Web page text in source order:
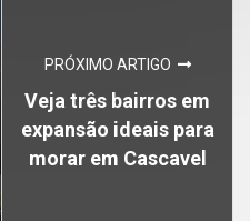
PRÓXIMO ARTIGO
Veja três bairros em
expansão ideais para
morar em Cascavel